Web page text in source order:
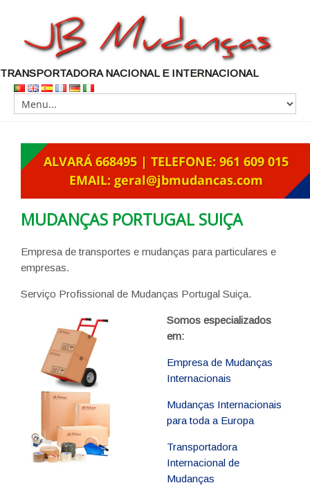
TRANSPORTADORA NACIONAL E INTERNACIONAL
MUDANÇAS PORTUGAL SUIÇA
Empresa de transportes e mudanças para particulares e
empresas.
Serviço Profissional de Mudanças Portugal Suiça.
Somos especializados
em:
Empresa de Mudanças
Internacionais
Mudanças Internacionais
para toda a Europa
Transportadora
Internacional de
Mudanças